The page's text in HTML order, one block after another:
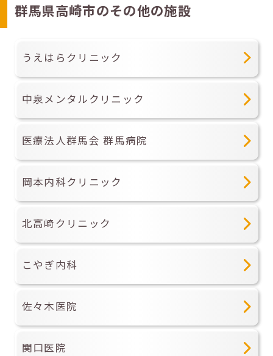
群馬県高崎市のその他の施設
うえはらクリニック
中泉メンタルクリニック
医療法人群馬会 群馬病院
岡本内科クリニック
北高崎クリニック
こやぎ内科
佐々木医院
関口医院